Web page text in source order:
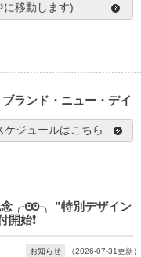
に移動します)
ランド・ニュー・デイ
ケジュールはこちら
念╭Ꙭ╮ ”特別デザイン
始❗️
お知らせ （2026-07-31更新）